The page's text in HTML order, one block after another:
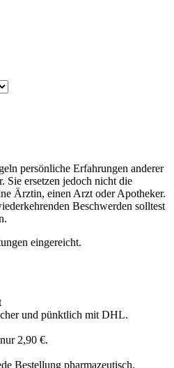
persönliche Erfahrungen anderer
ersetzen jedoch nicht die
Ärztin, einen Arzt oder Apotheker.
Beschwerden solltest
eingereicht.
und pünktlich mit DHL.
2,90 €.
Bestellung pharmazeutisch.